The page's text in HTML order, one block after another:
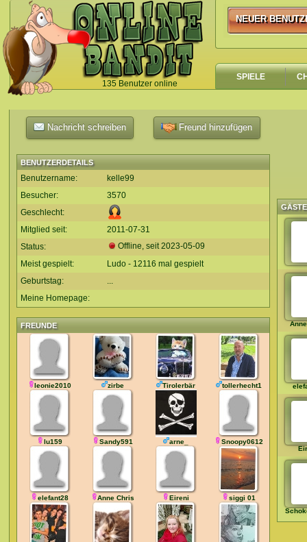
135 Benutzer online
`
NEUER
NEUER
SPIELE
Nachricht schreiben Freund hinzufügen
BENUTZERDETAILS
Benutzername:
kelle99
Besucher:
3570
Geschlecht:
Mitglied seit:
2011-07-31
Status:
Offline, seit2023-05-09
Meist gespielt:
Ludo - 12116 mal gespielt
Geburtstag:
...
Meine Homepage:
FREUNDE
leonie2010 zirbe Tirolerbär tollerhecht1
lu159 Sandy591 arne_ Snoopy0612
elefant28 Anne Chris Eireni siggi 01